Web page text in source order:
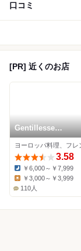
口コミ
[PR] 近くのお店
Gentillesse
KOMACHI
3.58
Dinner:
￥6,000～￥7,999
￥3,000～￥3,999
110人